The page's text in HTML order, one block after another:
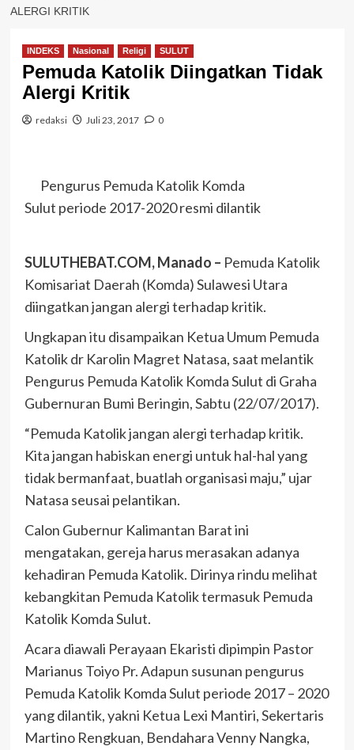
ALERGI KRITIK
INDEKS Nasional Religi SULUT
Pemuda Katolik Diingatkan Tidak
Alergi Kritik
redaksi Juli 23, 2017 0
Pengurus Pemuda Katolik Komda
Sulut periode 2017-2020 resmi dilantik
SULUTHEBAT.COM, Manado – Pemuda Katolik
Komisariat Daerah (Komda) Sulawesi Utara
diingatkan jangan alergi terhadap kritik.
Ungkapan itu disampaikan Ketua Umum Pemuda
Katolik dr Karolin Magret Natasa, saat melantik
Pengurus Pemuda Katolik Komda Sulut di Graha
Gubernuran Bumi Beringin, Sabtu (22/07/2017).
“Pemuda Katolik jangan alergi terhadap kritik.
Kita jangan habiskan energi untuk hal-hal yang
tidak bermanfaat, buatlah organisasi maju,” ujar
Natasa seusai pelantikan.
Calon Gubernur Kalimantan Barat ini
mengatakan, gereja harus merasakan adanya
kehadiran Pemuda Katolik. Dirinya rindu melihat
kebangkitan Pemuda Katolik termasuk Pemuda
Katolik Komda Sulut.
Acara diawali Perayaan Ekaristi dipimpin Pastor
Marianus Toiyo Pr. Adapun susunan pengurus
Pemuda Katolik Komda Sulut periode 2017 – 2020
yang dilantik, yakni Ketua Lexi Mantiri, Sekertaris
Martino Rengkuan, Bendahara Venny Nangka,